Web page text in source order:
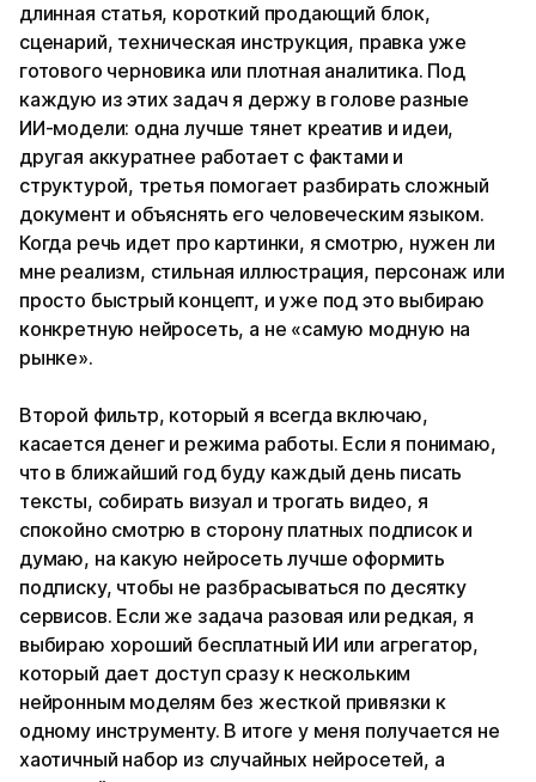
длинная статья, короткий продающий блок,
сценарий, техническая инструкция, правка уже
готового черновика или плотная аналитика. Под
каждую из этих задач я держу в голове разные
ИИ‑модели: одна лучше тянет креатив и идеи,
другая аккуратнее работает с фактами и
структурой, третья помогает разбирать сложный
документ и объяснять его человеческим языком.
Когда речь идет про картинки, я смотрю, нужен ли
мне реализм, стильная иллюстрация, персонаж или
просто быстрый концепт, и уже под это выбираю
конкретную нейросеть, а не «самую модную на
рынке».
Второй фильтр, который я всегда включаю,
касается денег и режима работы. Если я понимаю,
что в ближайший год буду каждый день писать
тексты, собирать визуал и трогать видео, я
спокойно смотрю в сторону платных подписок и
думаю, на какую нейросеть лучше оформить
подписку, чтобы не разбрасываться по десятку
сервисов. Если же задача разовая или редкая, я
выбираю хороший бесплатный ИИ или агрегатор,
который дает доступ сразу к нескольким
нейронным моделям без жесткой привязки к
одному инструменту. В итоге у меня получается не
хаотичный набор из случайных нейросетей, а